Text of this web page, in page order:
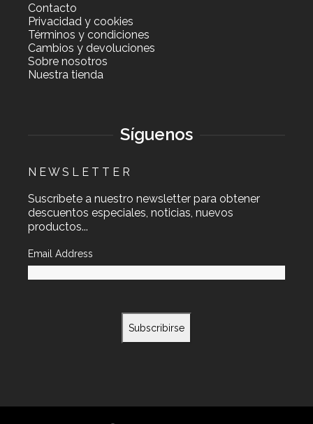
Contacto
Privacidad y cookies
Términos y condiciones
Cambios y devoluciones
Sobre nosotros
Nuestra tienda
Síguenos
N E W S L E T T E R
Suscríbete a nuestro newsletter para obtener
descuentos especiales, noticias, nuevos
productos...
Email Address